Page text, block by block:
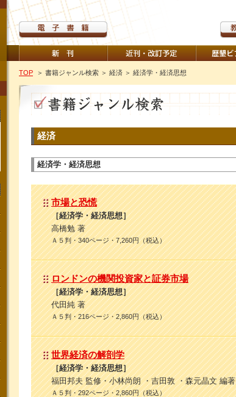
TOP ＞ 書籍ジャンル検索 ＞ 経済 ＞ 経済学・経済思想
経済
経済学・経済思想
市場と恐慌
［経済学・経済思想］
高橋勉 著
Ａ５判・340ページ・7,260円（税込）
ロンドンの機関投資家と証券市場
［経済学・経済思想］
代田純 著
Ａ５判・216ページ・2,860円（税込）
世界経済の解剖学
［経済学・経済思想］
福田邦夫 監修・小林尚朗 ・吉田敦 ・森元晶文 編著
Ａ５判・292ページ・2,860円（税込）